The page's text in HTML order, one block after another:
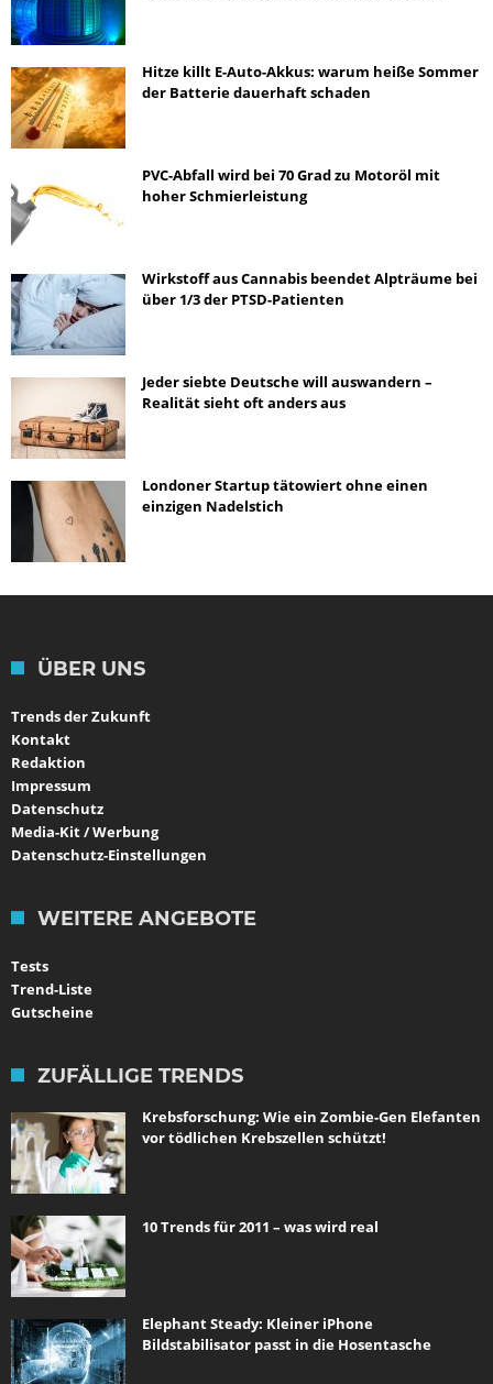
Hitze killt E-Auto-Akkus: warum heiße Sommer
der Batterie dauerhaft schaden
PVC-Abfall wird bei 70 Grad zu Motoröl mit
hoher Schmierleistung
Wirkstoff aus Cannabis beendet Alpträume bei
über 1/3 der PTSD-Patienten
Jeder siebte Deutsche will auswandern –
Realität sieht oft anders aus
Londoner Startup tätowiert ohne einen
einzigen Nadelstich
ÜBER UNS
Trends der Zukunft
Kontakt
Redaktion
Impressum
Datenschutz
Media-Kit / Werbung
Datenschutz-Einstellungen
WEITERE ANGEBOTE
Tests
Trend-Liste
Gutscheine
ZUFÄLLIGE TRENDS
Krebsforschung: Wie ein Zombie-Gen Elefanten
vor tödlichen Krebszellen schützt!
10 Trends für 2011 – was wird real
Elephant Steady: Kleiner iPhone
Bildstabilisator passt in die Hosentasche